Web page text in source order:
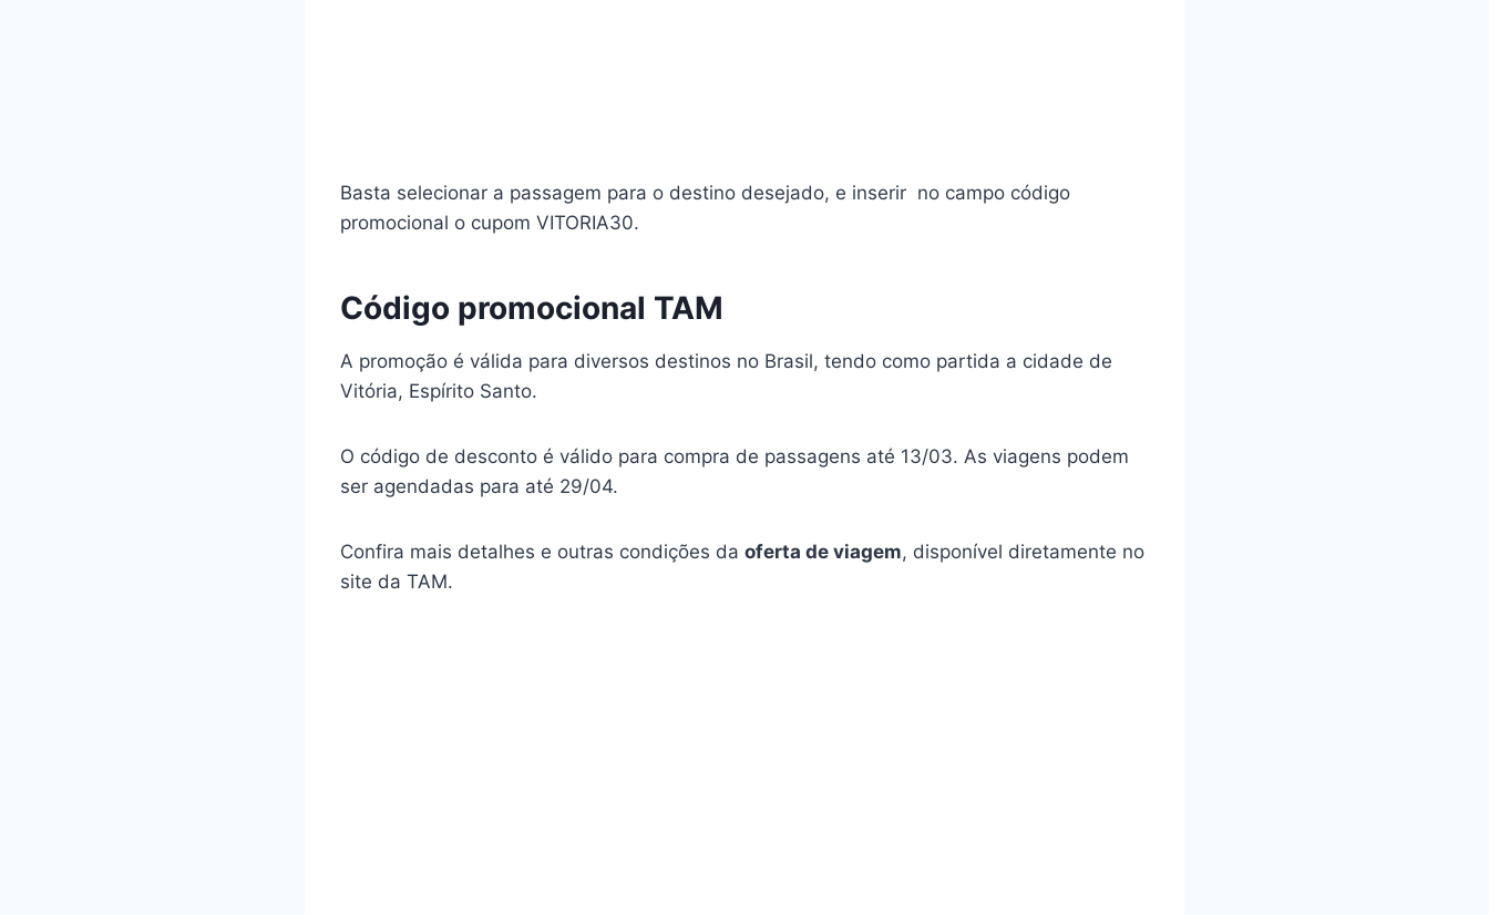
Basta selecionar a passagem para o destino desejado, e inserir no campo código
promocional o cupom VITORIA30.
Código promocional TAM
A promoção é válida para diversos destinos no Brasil, tendo como partida a cidade de
Vitória, Espírito Santo.
O código de desconto é válido para compra de passagens até 13/03. As viagens podem
ser agendadas para até 29/04.
Confira mais detalhes e outras condições da oferta de viagem, disponível diretamente no
site da TAM.